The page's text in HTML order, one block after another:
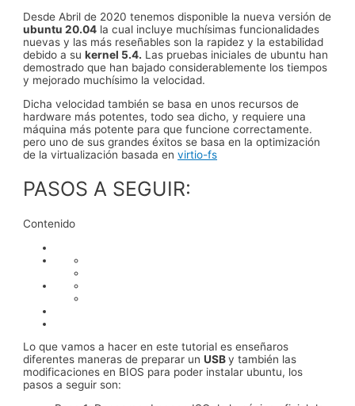
Desde Abril de 2020 tenemos disponible la nueva versión de
ubuntu 20.04 la cual incluye muchísimas funcionalidades
nuevas y las más reseñables son la rapidez y la estabilidad
debido a sukernel 5.4. Las pruebas iniciales de ubuntu han
demostrado que han bajado considerablemente los tiempos
y mejorado muchísimo la velocidad.
Dicha velocidad también se basa en unos recursos de
hardware más potentes, todo sea dicho, y requiere una
máquina más potente para que funcione correctamente.
pero uno de sus grandes éxitos se basa en la optimización
de la virtualización basada envirtio-fs
PASOS A SEGUIR:
Contenido
Lo que vamos a hacer en este tutorial es enseñaros
diferentes maneras de preparar unUSBy también las
modificaciones en BIOS para poder instalar ubuntu, los
pasos a seguir son: